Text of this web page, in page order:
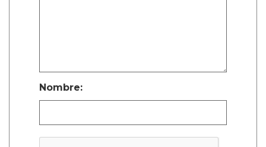
Nombre: